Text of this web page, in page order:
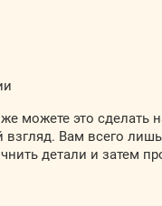
можете это сделать
Вам всего
детали и затем